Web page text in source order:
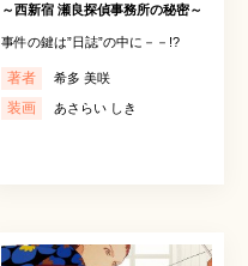
～西新宿 瀬良探偵事務所の秘密～
事件の鍵は”日誌”の中に－－!?
著者 希多 美咲
装画 あさらい しき